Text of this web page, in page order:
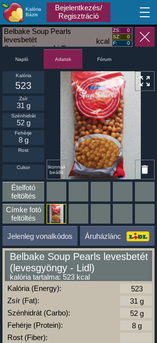
Kalória
Bázis
Bejelentkezés/
Regisztráció
MA
kcal
Belbake Soup Pearls
levesbetét
(levesgyöngy - Lidl)
ZS:
0
SZ:
0
F:
0
Napló Adatok Fórum
Ikonnak
beállít
Kalória
523
Zsír
31 g
Szénhidrát
52 g
Fehérje
8 g
Rost
Cukor
Ételfotó
feltöltés
Címke fotó
feltöltés
Jelenleg vonalkódos Áruházlánc
Belbake Soup Pearls levesbetét
(levesgyöngy - Lidl)
kalória tartalma: 523 kcal
Kalória (Energy):
Zsír (Fat):
Szénhidrát (Carbo):
Fehérje (Protein):
Rost (Fiber):